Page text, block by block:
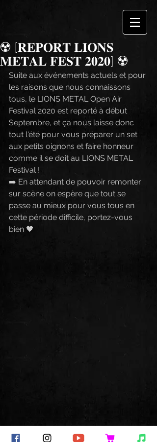
☢️ [𝐑𝐄𝐏𝐎𝐑𝐓 𝐋𝐈𝐎𝐍𝐒
𝐌𝐄𝐓𝐀𝐋 𝐅𝐄𝐒𝐓 𝟐𝟎𝟐𝟎] ☢️
Suite aux événements actuels et pour
les raisons que nous connaissons
tous, le LIONS METAL Open Air
Festival 2020 est reporté à début
Septembre, et ça nous laisse donc
tout l'été pour vous préparer un set
aux petits oignons et faire honneur
comme il se doit au LIONS METAL
Festival !
➡️ En attendant de pouvoir remonter
sur scène on espère que tout se
passe au mieux pour vous tous en
cette période difficile, portez-vous
bien 🖤